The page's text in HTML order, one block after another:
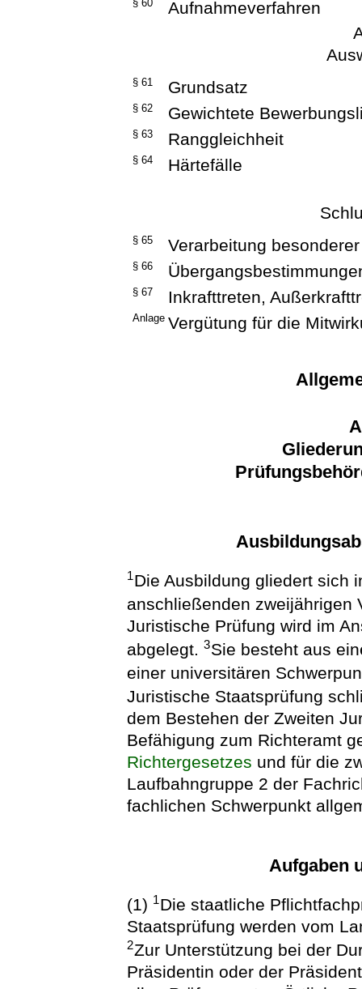
§ 60
Aufnahmeverfahren
§ 61 Grundsatz
§ 62 Gewichtete
§ 63 Ranggleichheit
§ 64 Härtefälle
§ 65 Verarbeitung
§ 66
§ 67 Inkrafttreten,
Anlage Vergütung für die
1Die Ausbildung gliedert sich
anschließenden zweijährigen
Juristische Prüfung wird im
abgelegt.3Sie besteht aus
einer universitären
Juristische Staatsprüfung
dem Bestehen der Zweiten
Befähigung zum Richteramt
Richtergesetzes und für die
Laufbahngruppe 2 der
fachlichen Schwerpunkt
Aufgaben
(1) 1Die staatliche
Staatsprüfung werden vom
2Zur Unterstützung bei der
Präsidentin oder der